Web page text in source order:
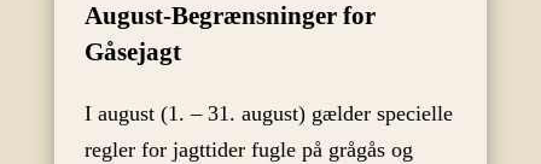
August-Begrænsninger for
Gåsejagt
I august (1. – 31. august) gælder specielle
regler for jagttider fugle på grågås og